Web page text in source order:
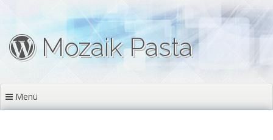
Mozaik Pasta
Menü